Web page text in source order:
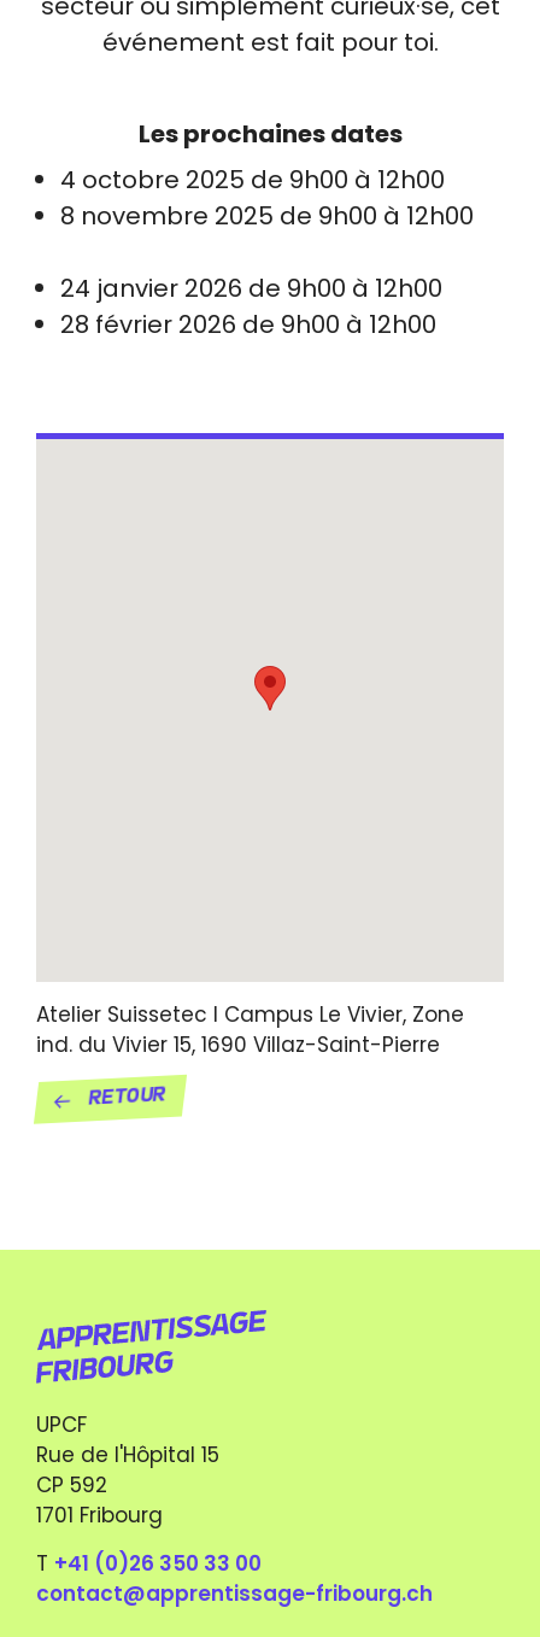
événement est fait pour toi.
Les prochaines dates
4 octobre 2025 de 9h00 à 12h00
8 novembre 2025 de 9h00 à 12h00
24 janvier 2026 de 9h00 à 12h00
28 février 2026 de 9h00 à 12h00
Atelier Suissetec I Campus Le Vivier, Zone
ind. du Vivier 15, 1690 Villaz-Saint-Pierre
Retour
UPCF
Rue de l'Hôpital 15
CP 592
1701 Fribourg
T +41 (0)26 350 33 00
contact@apprentissage-fribourg.ch